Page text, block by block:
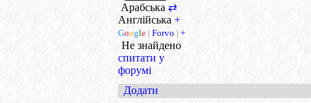
Арабська ⇄
Англійська +
Google | Forvo | +
Не знайдено
спитати у
форумі
Додати